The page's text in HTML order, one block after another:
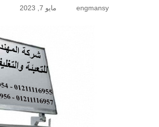
engmansy مايو 7, 2023